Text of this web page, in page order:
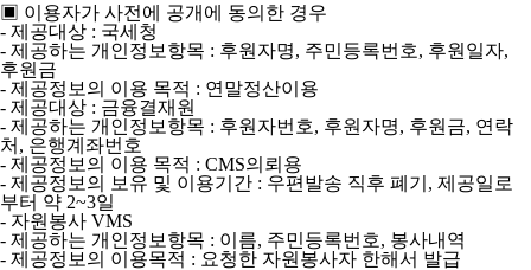
▣ 이용자가 사전에 공개에 동의한 경우
- 제공대상 : 국세청
- 제공하는 개인정보항목 : 후원자명, 주민등록번호, 후원일자,
후원금
- 제공정보의 이용 목적 : 연말정산이용
- 제공대상 : 금융결재원
- 제공하는 개인정보항목 : 후원자번호, 후원자명, 후원금, 연락
처, 은행계좌번호
- 제공정보의 이용 목적 : CMS의뢰용
- 제공정보의 보유 및 이용기간 : 우편발송 직후 폐기, 제공일로
부터 약 2~3일
- 자원봉사 VMS
- 제공하는 개인정보항목 : 이름, 주민등록번호, 봉사내역
- 제공정보의 이용목적 : 요청한 자원봉사자 한해서 발급